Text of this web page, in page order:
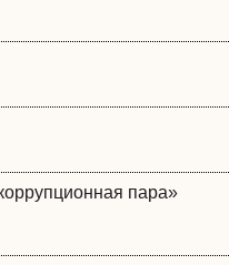
пара»